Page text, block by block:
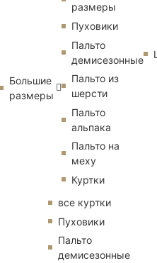
Большие
размеры
размеры
Пуховики
Пальто
демисезонные
Пальто из
шерсти
Пальто
альпака
Пальто на
меху
Куртки
все куртки
Пуховики
Пальто
демисезонные